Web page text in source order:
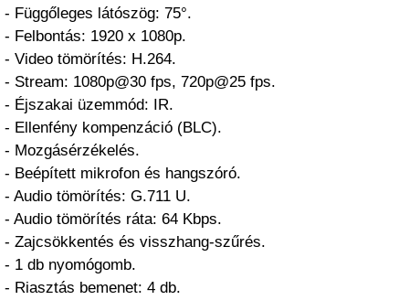
- Függőleges látószög: 75°.
- Felbontás: 1920 x 1080p.
- Video tömörítés: H.264.
- Stream: 1080p@30 fps, 720p@25 fps.
- Éjszakai üzemmód: IR.
- Ellenfény kompenzáció (BLC).
- Mozgásérzékelés.
- Beépített mikrofon és hangszóró.
- Audio tömörítés: G.711 U.
- Audio tömörítés ráta: 64 Kbps.
- Zajcsökkentés és visszhang-szűrés.
- 1 db nyomógomb.
- Riasztás bemenet: 4 db.